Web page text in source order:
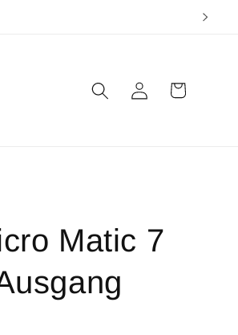
EinloggenWarenkorb
Matic 7